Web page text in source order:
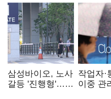
삼성바이오, 노사
갈등 '진행형'…
작업자·
이중 관